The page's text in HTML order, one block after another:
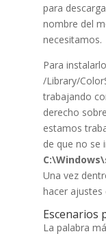
para
nombre del
necesitamos.
Para
/Library/
trabajando
derecho
estamos
de que no se
Una vez
hacer ajustes
Escenarios
La palabra